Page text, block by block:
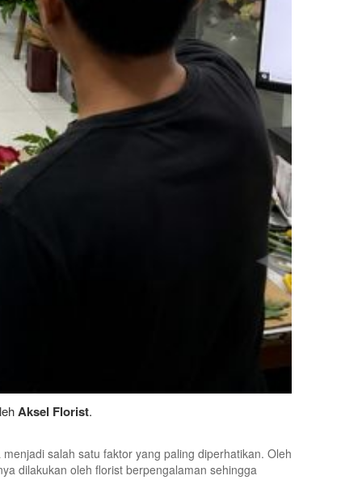
Aksel Florist.
salah satu faktor yang paling diperhatikan. Oleh
dilakukan oleh florist berpengalaman sehingga